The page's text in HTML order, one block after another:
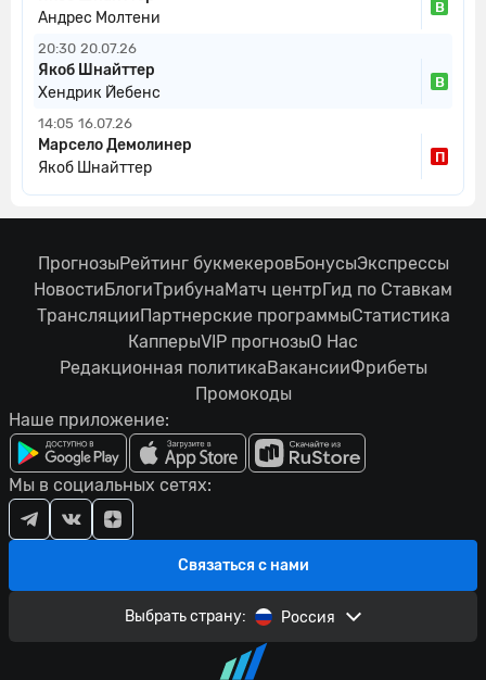
Андрес Молтени
В
20:30 20.07.26
Якоб Шнайттер
Хендрик Йебенс
В
14:05 16.07.26
Марсело Демолинер
Якоб Шнайттер
П
ПрогнозыРейтинг букмекеровБонусыЭкспрессы
НовостиБлогиТрибунаМатч центрГид по Ставкам
ТрансляцииПартнерские программыСтатистика
КапперыVIP прогнозыО Нас
Редакционная политикаВакансииФрибеты
Промокоды
Наше приложение:
Связаться с нами
Мы в социальных сетях:
Выбрать страну: Россия